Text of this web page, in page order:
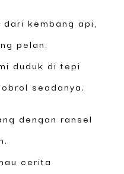
kembang api,
pelan.
duduk di tepi
seadanya.
dengan ransel
cerita